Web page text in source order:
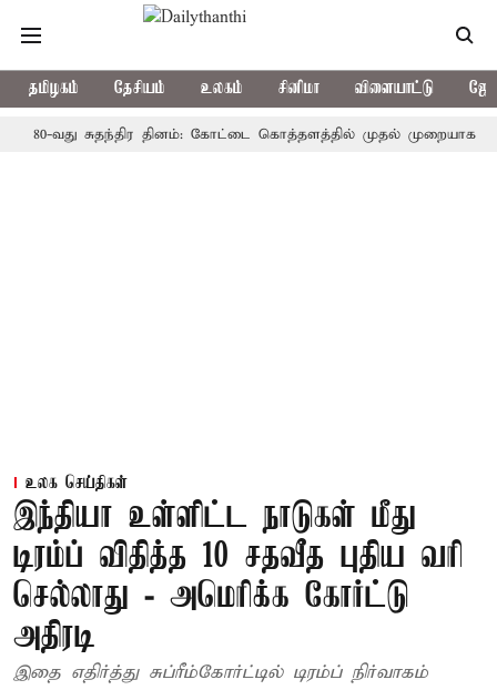
தமிழகம் தேசியம் உலகம் சினிமா விளையாட்டு
வது சுதந்திர தினம்: கோட்டை கொத்தளத்தில் முதல் முறையாக தேசிய
உலக செய்திகள்
இந்தியா உள்ளிட்ட நாடுகள் மீது
டிரம்ப் விதித்த 10 சதவீத புதிய வரி
செல்லாது - அமெரிக்க கோர்ட்டு
அதிரடி
இதை எதிர்த்து சுப்ரீம்கோர்ட்டில் டிரம்ப் நிர்வாகம்